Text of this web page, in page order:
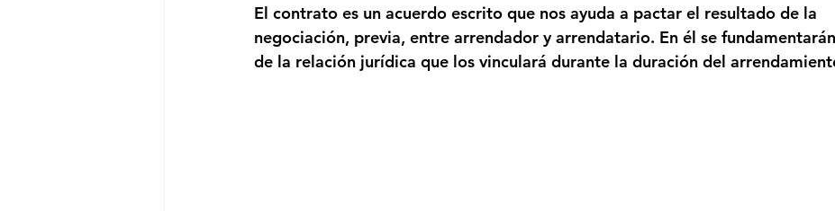
El contrato es un acuerdo escrito que nos ayuda a pactar el resultado de la
negociación, previa, entre arrendador y arrendatario. En él se
de la relación jurídica que los vinculará durante la duración del